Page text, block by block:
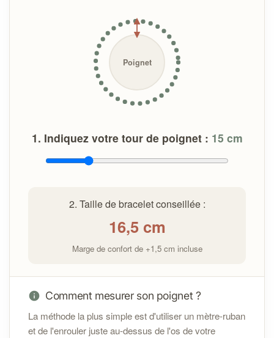
En cas de problème avec votre bracelet :
info@cybelepierres.frdans les 14 jours suivant la
Si un défaut est constaté, un remplacement ou une
réparation sera proposé selonles conditions
Poignet
1. Indiquez votre tour de poignet : 15 cm
2. Taille de bracelet conseillée :
16,5cm
Marge de confort de +1,5 cm incluse
Comment mesurer son poignet ?
La méthode la plus simple est d'utiliser un mètre-ruban
et de l'enrouler juste au-dessus de l'os de votre